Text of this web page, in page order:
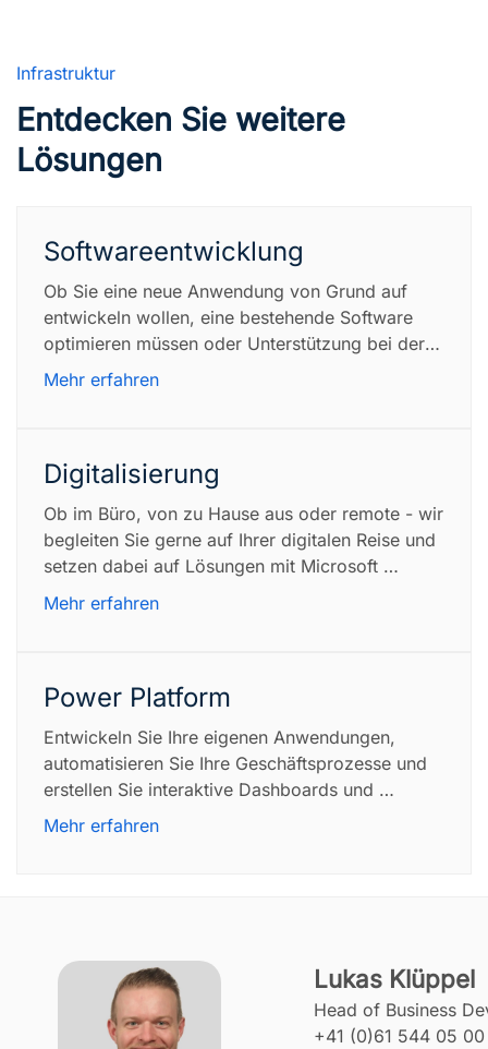
Infrastruktur
Entdecken Sie weitere
Lösungen
Softwareentwicklung
Ob Sie eine neue Anwendung von Grund auf
entwickeln wollen, eine bestehende Software
optimieren müssen oder Unterstützung bei der
Integration verschiedener Systeme benötigen -
Mehr erfahren
Digitalisierung
Ob im Büro, von zu Hause aus oder remote - wir
begleiten Sie gerne auf Ihrer digitalen Reise und
setzen dabei auf Lösungen mit Microsoft
Dynamics, massgeschneiderte Software und
Mehr erfahren
Power Platform
Entwickeln Sie Ihre eigenen Anwendungen,
automatisieren Sie Ihre Geschäftsprozesse und
erstellen Sie interaktive Dashboards und
Berichte.
Mehr erfahren
Lukas Klüppel
Head of Business
+41 (0)61 544 05 00